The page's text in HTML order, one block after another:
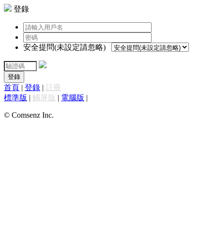
登錄
安全提問(未設定請忽略)
登錄
首頁 | 登錄 | 註冊
標準版 | 觸屏版 | 電腦版 |
© Comsenz Inc.